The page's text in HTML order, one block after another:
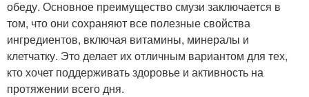
обеду. Основное преимущество смузи заключается в
том, что они сохраняют все полезные свойства
ингредиентов, включая витамины, минералы и
клетчатку. Это делает их отличным вариантом для тех,
кто хочет поддерживать здоровье и активность на
протяжении всего дня.